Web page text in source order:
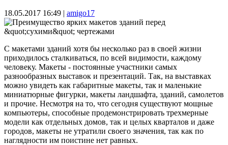
18.05.2017 16:49 | amigo17
С макетами зданий хотя бы несколько раз в своей жизни
приходилось сталкиваться, по всей видимости, каждому
человеку. Макеты - постоянные участники самых
разнообразных выставок и презентаций. Так, на выставках
можно увидеть как габаритные макеты, так и маленькие
миниатюрные фигурки, макеты ландшафта, зданий, самолетов
и прочие. Несмотря на то, что сегодня существуют мощные
компьютеры, способные продемонстрировать трехмерные
модели как отдельных домов, так и целых кварталов и даже
городов, макеты не утратили своего значения, так как по
наглядности им поистине нет равных.